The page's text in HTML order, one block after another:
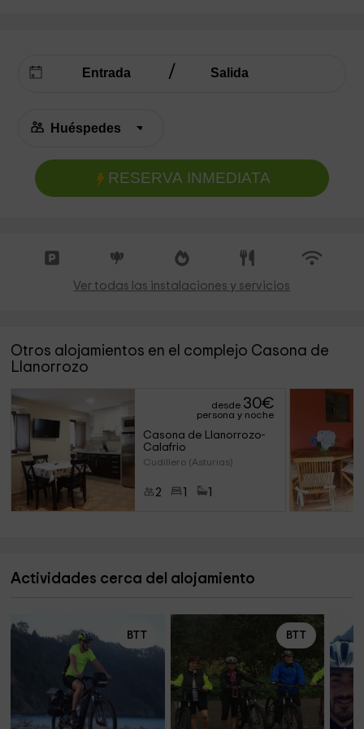
RESERVA INMEDIATA
Ver todas las instalaciones y servicios
Otros alojamientos en el complejo Casona de
Llanorrozo
desde 30€
persona y noche
Casona de Llanorrozo-
Calafrio
Cudillero (Asturias)
2
Actividades cerca del alojamiento
BTT BTT